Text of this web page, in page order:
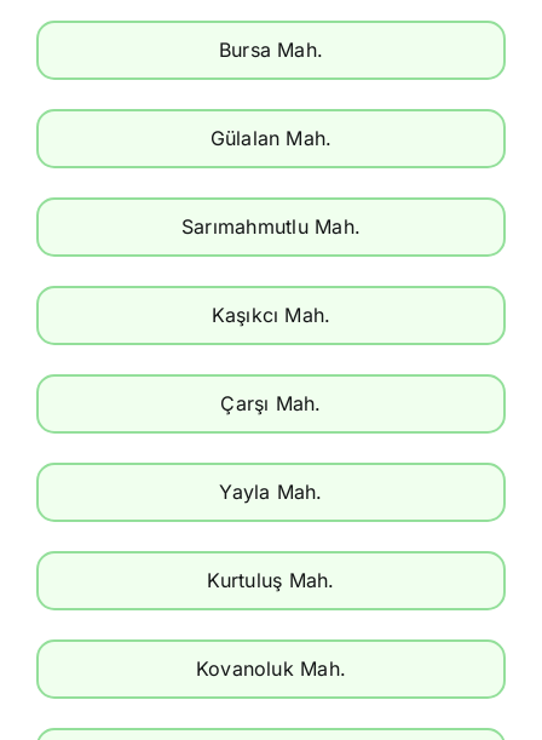
Bursa Mah.
Gülalan Mah.
Sarımahmutlu Mah.
Kaşıkcı Mah.
Çarşı Mah.
Yayla Mah.
Kurtuluş Mah.
Kovanoluk Mah.